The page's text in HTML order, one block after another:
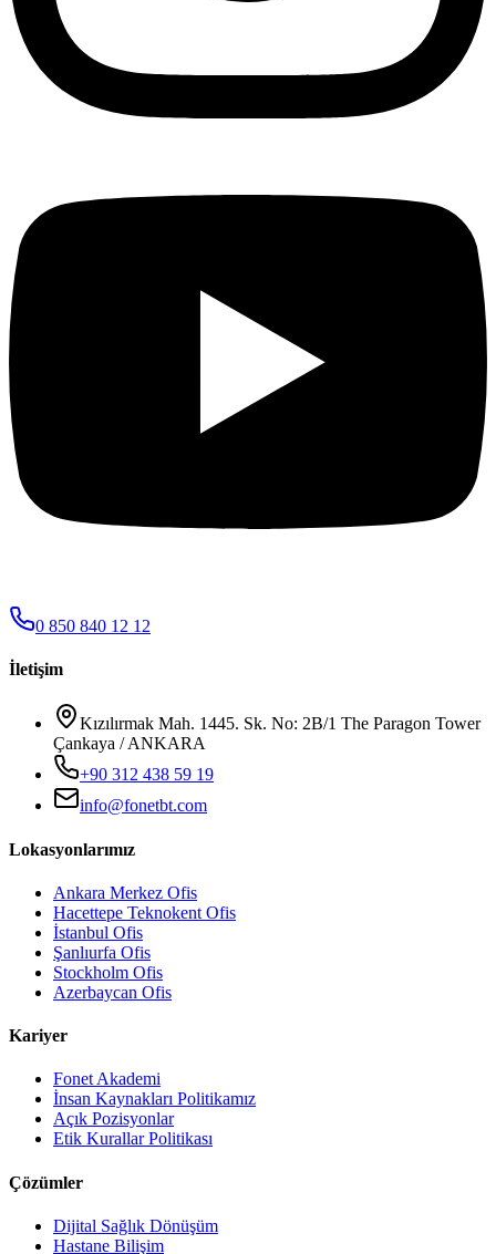
0 850 840 12 12
İletişim
Kızılırmak Mah. 1445. Sk. No: 2B/1 The Paragon Tower
Çankaya / ANKARA
+90 312 438 59 19
info@fonetbt.com
Lokasyonlarımız
Ankara Merkez Ofis
Hacettepe Teknokent Ofis
İstanbul Ofis
Şanlıurfa Ofis
Stockholm Ofis
Azerbaycan Ofis
Kariyer
Fonet Akademi
İnsan Kaynakları Politikamız
Açık Pozisyonlar
Etik Kurallar Politikası
Çözümler
Dijital Sağlık Dönüşüm
Hastane Bilişim